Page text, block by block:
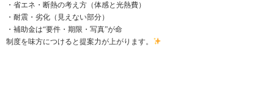
・省エネ・断熱の考え方（体感と光熱費）
・耐震・劣化（見えない部分）
・補助金は“要件・期限・写真”が命
制度を味方につけると提案力が上がります。